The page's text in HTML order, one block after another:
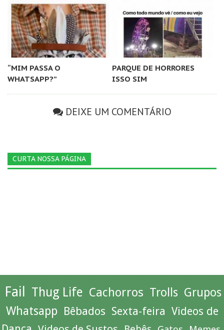
“MIM PASSA O
WHATSAPP?”
PARQUE DE HORRORES
ISSO SIM
DEIXE UM COMENTÁRIO
CURTA NOSSA PÁGINA
Fail Thug Life Cachorros Trolls Grupos
Whatsapp Bêbados Sexta-feira Videos de